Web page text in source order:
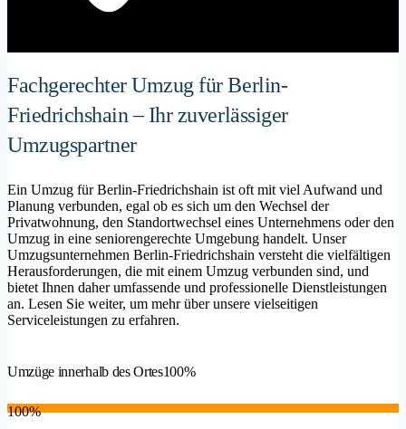
Fachgerechter Umzug für Berlin-
Friedrichshain – Ihr zuverlässiger
Umzugspartner
Ein Umzug für Berlin-Friedrichshain ist oft mit viel Aufwand und
Planung verbunden, egal ob es sich um den Wechsel der
Privatwohnung, den Standortwechsel eines Unternehmens oder den
Umzug in eine seniorengerechte Umgebung handelt. Unser
Umzugsunternehmen Berlin-Friedrichshain versteht die vielfältigen
Herausforderungen, die mit einem Umzug verbunden sind, und
bietet Ihnen daher umfassende und professionelle Dienstleistungen
an. Lesen Sie weiter, um mehr über unsere vielseitigen
Serviceleistungen zu erfahren.
Umzüge innerhalb des Ortes100%
100%